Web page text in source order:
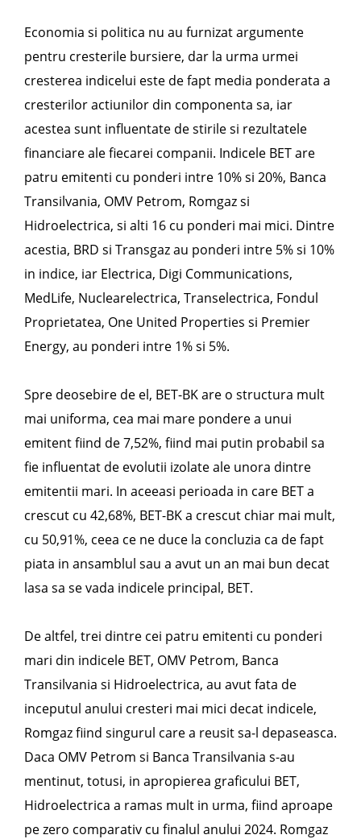
Economia si politica nu au furnizat argumente
pentru cresterile bursiere, dar la urma urmei
cresterea indicelui este de fapt media ponderata a
cresterilor actiunilor din componenta sa, iar
acestea sunt influentate de stirile si rezultatele
financiare ale fiecarei companii. Indicele BET are
patru emitenti cu ponderi intre 10% si 20%, Banca
Transilvania, OMV Petrom, Romgaz si
Hidroelectrica, si alti 16 cu ponderi mai mici. Dintre
acestia, BRD si Transgaz au ponderi intre 5% si 10%
in indice, iar Electrica, Digi Communications,
MedLife, Nuclearelectrica, Transelectrica, Fondul
Proprietatea, One United Properties si Premier
Energy, au ponderi intre 1% si 5%.
Spre deosebire de el, BET-BK are o structura mult
mai uniforma, cea mai mare pondere a unui
emitent fiind de 7,52%, fiind mai putin probabil sa
fie influentat de evolutii izolate ale unora dintre
emitentii mari. In aceeasi perioada in care BET a
crescut cu 42,68%, BET-BK a crescut chiar mai mult,
cu 50,91%, ceea ce ne duce la concluzia ca de fapt
piata in ansamblul sau a avut un an mai bun decat
lasa sa se vada indicele principal, BET.
De altfel, trei dintre cei patru emitenti cu ponderi
mari din indicele BET, OMV Petrom, Banca
Transilvania si Hidroelectrica, au avut fata de
inceputul anului cresteri mai mici decat indicele,
Romgaz fiind singurul care a reusit sa-l depaseasca.
Daca OMV Petrom si Banca Transilvania s-au
mentinut, totusi, in apropierea graficului BET,
Hidroelectrica a ramas mult in urma, fiind aproape
pe zero comparativ cu finalul anului 2024. Romgaz